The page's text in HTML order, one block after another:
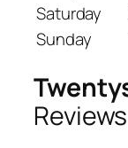
Saturday
Sunday
Reviews